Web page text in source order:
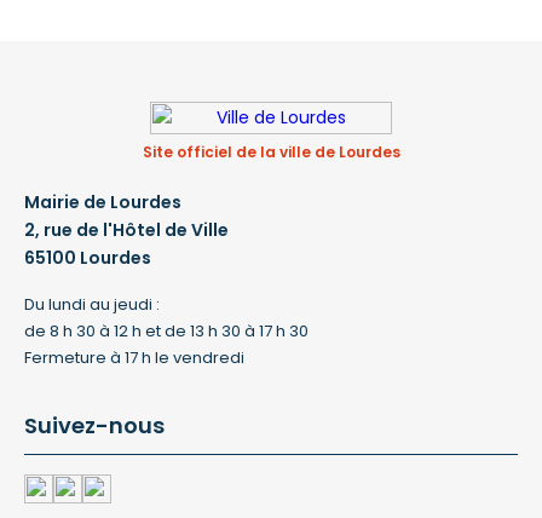
Site officiel de la ville de Lourdes
Mairie de Lourdes
2, rue de l'Hôtel de Ville
65100 Lourdes
Du lundi au jeudi :
de 8 h 30 à 12 h et de 13 h 30 à 17 h 30
Fermeture à 17 h le vendredi
Suivez-nous